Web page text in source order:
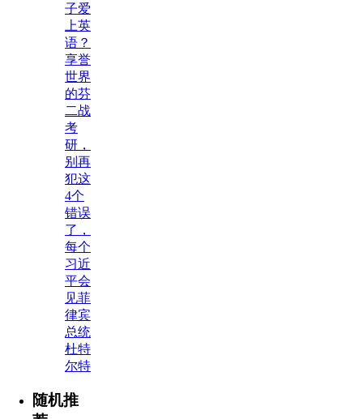
子爱
上英
语？
享誉
世界
的芬
二战
考
研，
别再
犯这
4个
错误
了，
每个
习近
平会
见菲
律宾
总统
杜特
尔特
随机推